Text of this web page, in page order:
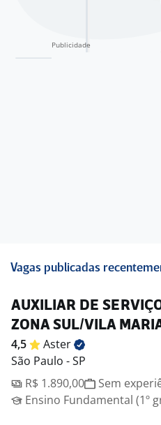
Vagas publicadas
AUXILIAR DE
ZONA SUL/VILA
4,5
Aster
São Paulo - SP
R$ 1.890,00
Sem
Ensino Fundamental (1º